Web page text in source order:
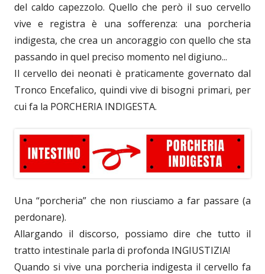
del caldo capezzolo. Quello che però il suo cervello
vive e registra è una sofferenza: una porcheria
indigesta, che crea un ancoraggio con quello che sta
passando in quel preciso momento nel digiuno...
Il cervello dei neonati è praticamente governato dal
Tronco Encefalico, quindi vive di bisogni primari, per
cui fa la PORCHERIA INDIGESTA.
Una “porcheria” che non riusciamo a far passare (a
perdonare).
Allargando il discorso, possiamo dire che tutto il
tratto intestinale parla di profonda INGIUSTIZIA!
Quando si vive una porcheria indigesta il cervello fa